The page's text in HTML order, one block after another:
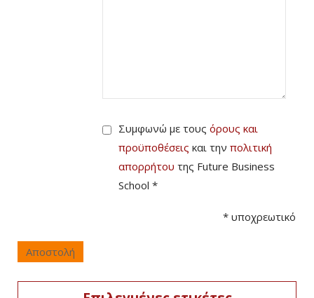
Συμφωνώ με τους όρους και
προϋποθέσεις και την πολιτική
απορρήτου της Future Business
School *
* υποχρεωτικό
Αποστολή